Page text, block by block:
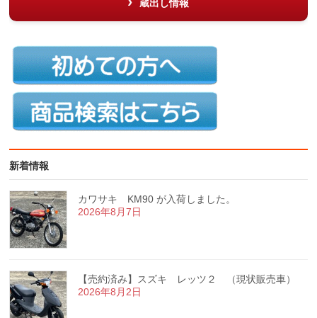
蔵出し情報
新着情報
カワサキ KM90 が入荷しました。
2026年8月7日
【売約済み】スズキ レッツ２ （現状販売車）
2026年8月2日